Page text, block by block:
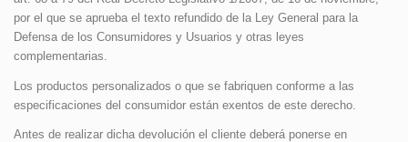
por el que se aprueba el texto refundido de la Ley General para la
Defensa de los Consumidores y Usuarios y otras leyes
complementarias.
Los productos personalizados o que se fabriquen conforme a las
especificaciones del consumidor están exentos de este derecho.
Antes de realizar dicha devolución el cliente deberá ponerse en